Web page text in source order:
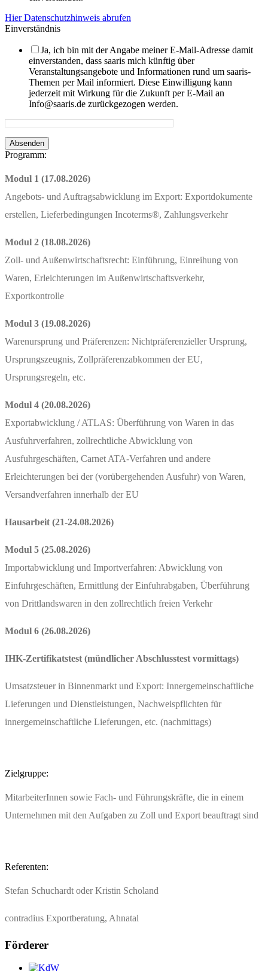
Hier Datenschutzhinweis abrufen
Einverständnis
Ja, ich bin mit der Angabe meiner E-Mail-Adresse damit
einverstanden, dass saaris mich künftig über
Veranstaltungsangebote und Informationen rund um saaris-
Themen per Mail informiert. Diese Einwilligung kann
jederzeit mit Wirkung für die Zukunft per E-Mail an
Info@saaris.de zurückgezogen werden.
Absenden
Programm:
Modul 1 (17.08.2026)
Angebots- und Auftragsabwicklung im Export: Exportdokumente
erstellen, Lieferbedingungen Incoterms®, Zahlungsverkehr
Modul 2 (18.08.2026)
Zoll- und Außenwirtschaftsrecht: Einführung, Einreihung von
Waren, Erleichterungen im Außenwirtschaftsverkehr,
Exportkontrolle
Modul 3 (19.08.2026)
Warenursprung und Präferenzen: Nichtpräferenzieller Ursprung,
Ursprungszeugnis, Zollpräferenzabkommen der EU,
Ursprungsregeln, etc.
Modul 4 (20.08.2026)
Exportabwicklung / ATLAS: Überführung von Waren in das
Ausfuhrverfahren, zollrechtliche Abwicklung von
Ausfuhrgeschäften, Carnet ATA-Verfahren und andere
Erleichterungen bei der (vorübergehenden Ausfuhr) von Waren,
Versandverfahren innerhalb der EU
Hausarbeit (21-24.08.2026)
Modul 5 (25.08.2026)
Importabwicklung und Importverfahren: Abwicklung von
Einfuhrgeschäften, Ermittlung der Einfuhrabgaben, Überführung
von Drittlandswaren in den zollrechtlich freien Verkehr
Modul 6 (26.08.2026)
IHK-Zertifikatstest (mündlicher Abschlusstest vormittags)
Umsatzsteuer in Binnenmarkt und Export: Innergemeinschaftliche
Lieferungen und Dienstleistungen, Nachweispflichten für
innergemeinschaftliche Lieferungen, etc. (nachmittags)
Zielgruppe:
MitarbeiterInnen sowie Fach- und Führungskräfte, die in einem
Unternehmen mit den Aufgaben zu Zoll und Export beauftragt sind
Referenten:
Stefan Schuchardt oder Kristin Scholand
contradius Exportberatung, Ahnatal
Förderer